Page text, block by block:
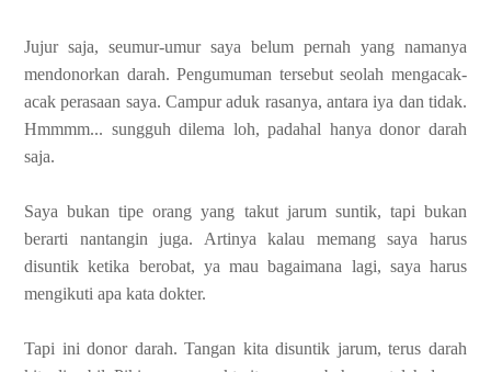
Jujur saja, seumur-umur saya belum pernah yang namanya
mendonorkan darah. Pengumuman tersebut seolah mengacak-
acak perasaan saya. Campur aduk rasanya, antara iya dan tidak.
Hmmmm... sungguh dilema loh, padahal hanya donor darah
saja.
Saya bukan tipe orang yang takut jarum suntik, tapi bukan
berarti nantangin juga. Artinya kalau memang saya harus
disuntik ketika berobat, ya mau bagaimana lagi, saya harus
mengikuti apa kata dokter.
Tapi ini donor darah. Tangan kita disuntik jarum, terus darah